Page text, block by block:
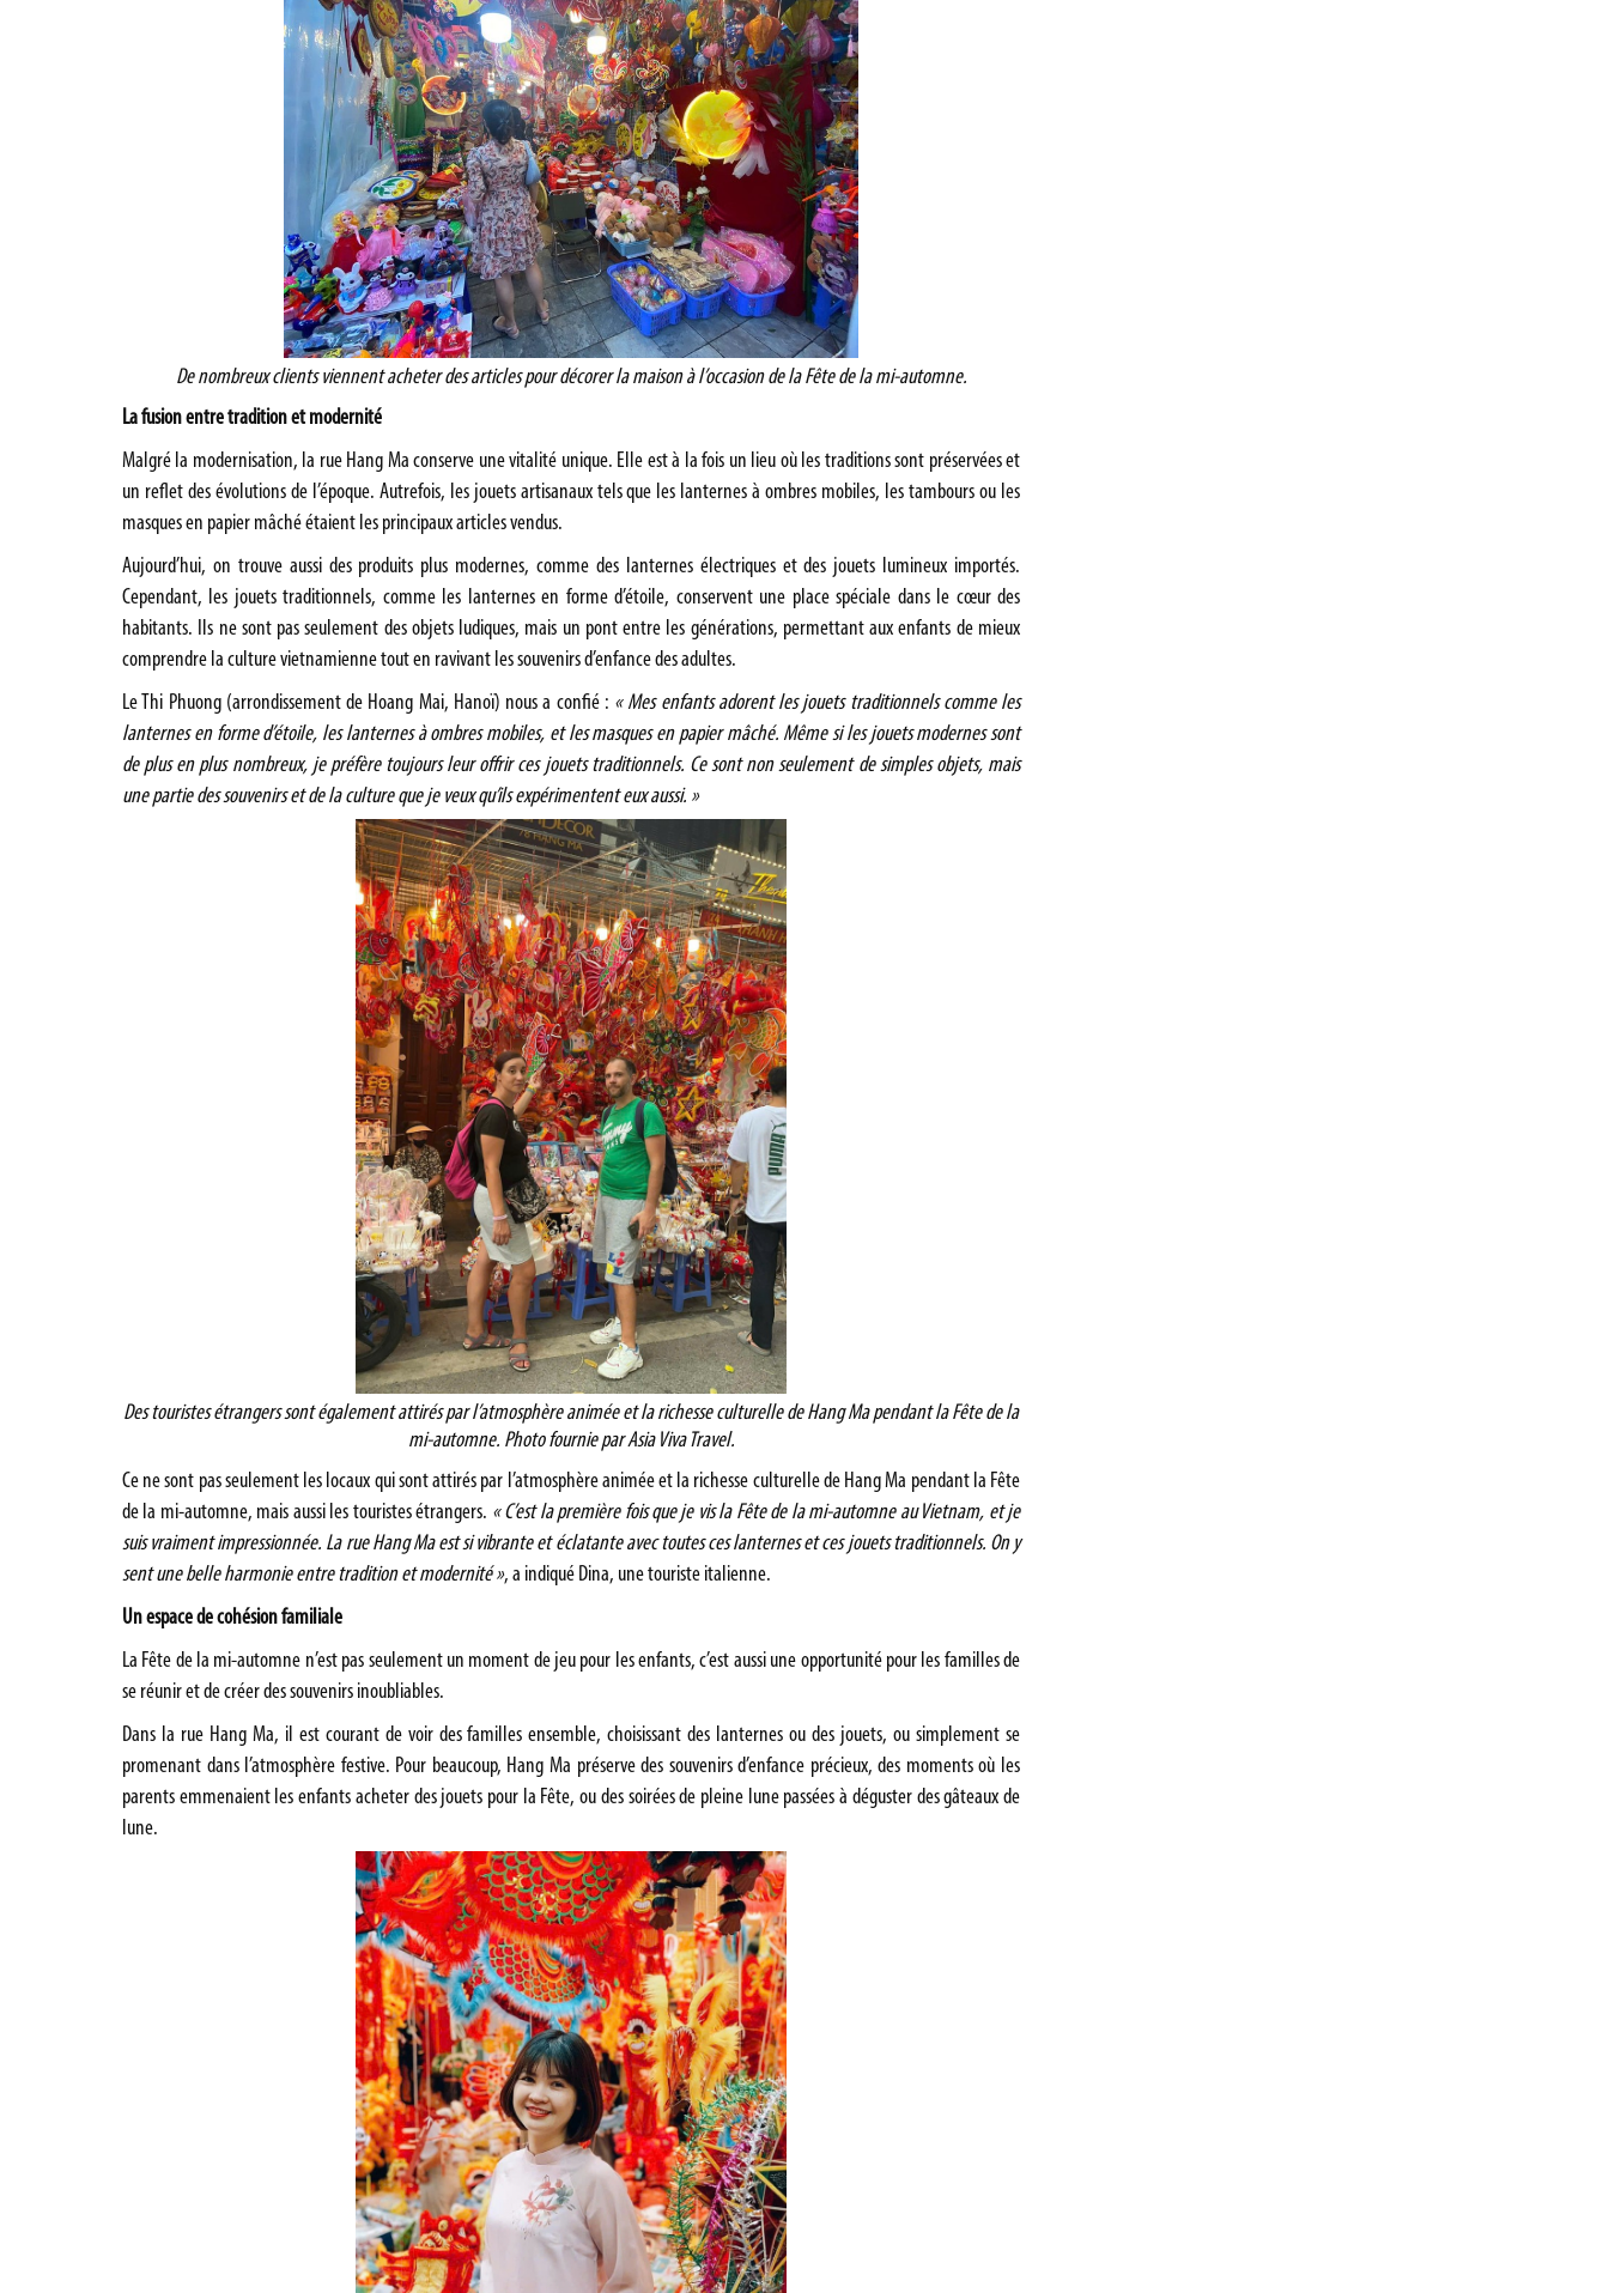
De nombreux clients viennent acheter des articles pour décorer la maison à l’occasion de la Fête de la mi-automne.
La fusion entre tradition et modernité
Malgré la modernisation, la rue Hang Ma conserve une vitalité unique. Elle est à la fois un lieu où les traditions sont préservées et
un reflet des évolutions de l’époque. Autrefois, les jouets artisanaux tels que les lanternes à ombres mobiles, les tambours ou les
masques en papier mâché étaient les principaux articles vendus.
Aujourd’hui, on trouve aussi des produits plus modernes, comme des lanternes électriques et des jouets lumineux importés.
Cependant, les jouets traditionnels, comme les lanternes en forme d’étoile, conservent une place spéciale dans le cœur des
habitants. Ils ne sont pas seulement des objets ludiques, mais un pont entre les générations, permettant aux enfants de mieux
comprendre la culture vietnamienne tout en ravivant les souvenirs d’enfance des adultes.
Le Thi Phuong (arrondissement de Hoang Mai, Hanoï) nous a confié : « Mes enfants adorent les jouets traditionnels comme les
lanternes en forme d’étoile, les lanternes à ombres mobiles, et les masques en papier mâché. Même si les jouets modernes sont
de plus en plus nombreux, je préfère toujours leur offrir ces jouets traditionnels. Ce sont non seulement de simples objets, mais
une partie des souvenirs et de la culture que je veux qu’ils expérimentent eux aussi. »
Des touristes étrangers sont également attirés par l’atmosphère animée et la richesse culturelle de Hang Ma pendant la Fête de la
mi-automne. Photo fournie par Asia Viva Travel.
Ce ne sont pas seulement les locaux qui sont attirés par l’atmosphère animée et la richesse culturelle de Hang Ma pendant la Fête
de la mi-automne, mais aussi les touristes étrangers. « C’est la première fois que je vis la Fête de la mi-automne au Vietnam, et je
suis vraiment impressionnée. La rue Hang Ma est si vibrante et éclatante avec toutes ces lanternes et ces jouets traditionnels. On y
sent une belle harmonie entre tradition et modernité », a indiqué Dina, une touriste italienne.
Un espace de cohésion familiale
La Fête de la mi-automne n’est pas seulement un moment de jeu pour les enfants, c’est aussi une opportunité pour les familles de
se réunir et de créer des souvenirs inoubliables.
Dans la rue Hang Ma, il est courant de voir des familles ensemble, choisissant des lanternes ou des jouets, ou simplement se
promenant dans l’atmosphère festive. Pour beaucoup, Hang Ma préserve des souvenirs d’enfance précieux, des moments où les
parents emmenaient les enfants acheter des jouets pour la Fête, ou des soirées de pleine lune passées à déguster des gâteaux de
lune.